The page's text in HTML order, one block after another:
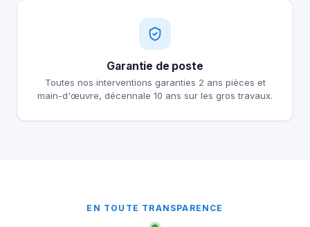
Garantie de poste
Toutes nos interventions garanties 2 ans pièces et
main-d'œuvre, décennale 10 ans sur les gros travaux.
EN TOUTE TRANSPARENCE